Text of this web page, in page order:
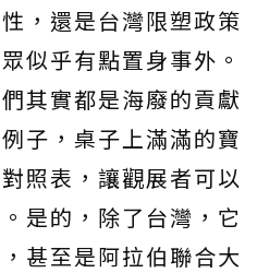
，還是台灣限塑政策
似乎有點置身事外。
其實都是海廢的貢獻
子，桌子上滿滿的寶
照表，讓觀展者可以
是的，除了台灣，它
甚至是阿拉伯聯合大